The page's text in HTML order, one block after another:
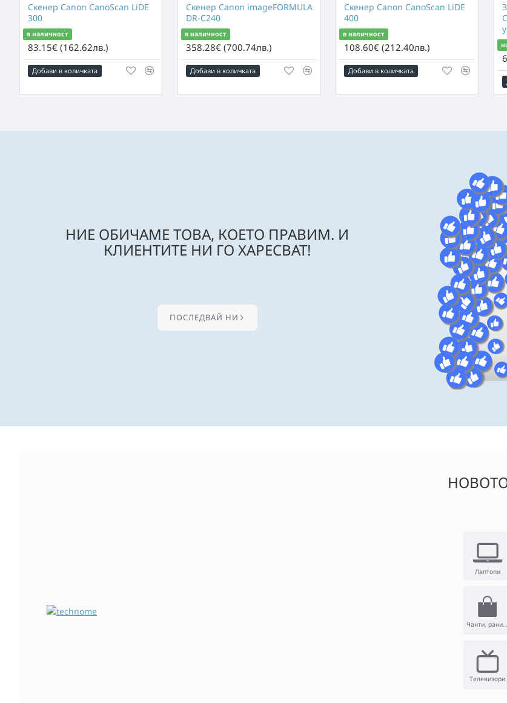
Скенер Canon CanoScan LiDE
300
в наличност
83.15€ (162.62лв.)
Добави в количката
Скенер Canon imageFORMULA
DR-C240
в наличност
358.28€ (700.74лв.)
Добави в количката
Скенер Canon CanoScan LiDE
400
в наличност
108.60€ (212.40лв.)
Добави в количката
НИЕ ОБИЧАМЕ ТОВА, КОЕТО ПРАВИМ. И
КЛИЕНТИТЕ НИ ГО ХАРЕСВАТ!
ПОСЛЕДВАЙ НИ
Лаптопи
Чанти, раници
Телевизори